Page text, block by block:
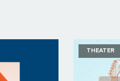
THEATER